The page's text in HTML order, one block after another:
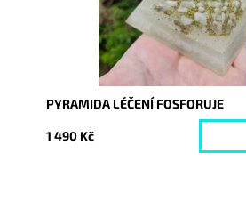
PYRAMIDA LÉČENÍ FOSFORUJE
1 490 Kč